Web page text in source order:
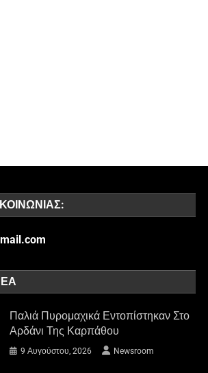
Παλιά Πυρομαχικά Εντοπίστηκαν Στο
Αρδάνι Της Καρπάθου
9 Αυγούστου, 2026 Newsroom